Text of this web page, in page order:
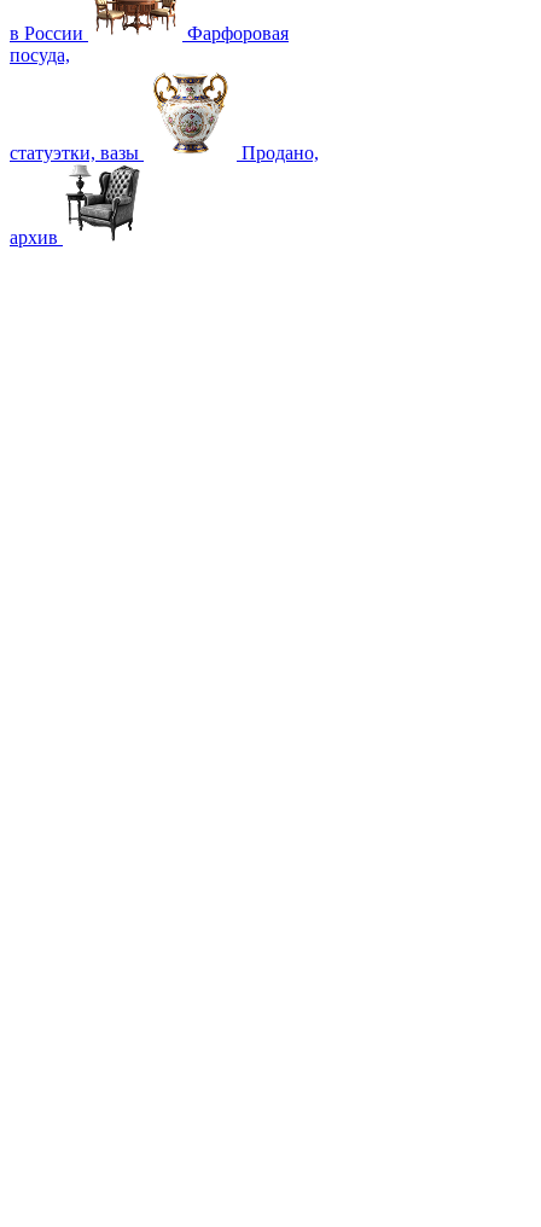
в России
Фарфоровая
посуда,
статуэтки, вазы Продано,
архив